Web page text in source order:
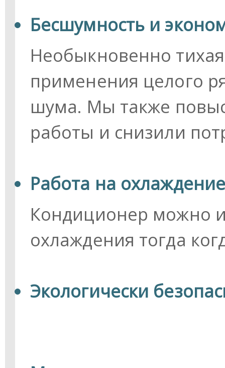
Бесшумность и
Необыкновенно
применения целого
шума. Мы также
работы и снизили
Работа на
Кондиционер можно
охлаждения тогда
Экологически